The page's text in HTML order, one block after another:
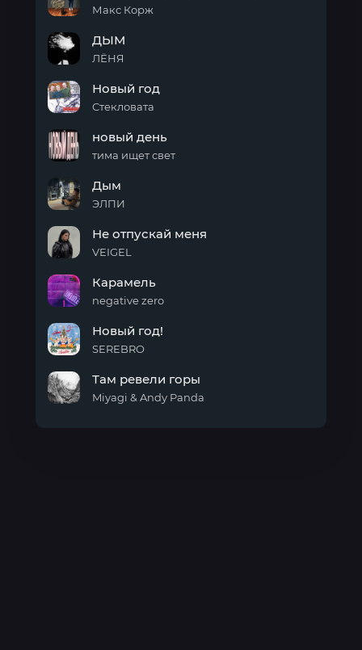
(из
фильма
Макс Корж
ДЫМ
ЛЁНЯ
год
Новый год
Стекловата
день
новый день
тима ищет свет
Дым
ЭЛПИ
отпускай
меня
Не отпускай меня
VEIGEL
Карамель
negative zero
год!
Новый год!
SEREBRO
Там ревели горы
Miyagi & Andy Panda